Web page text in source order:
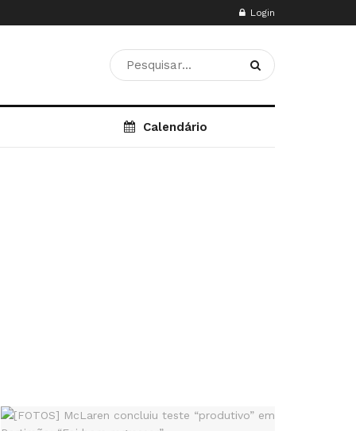
Login
Calendário